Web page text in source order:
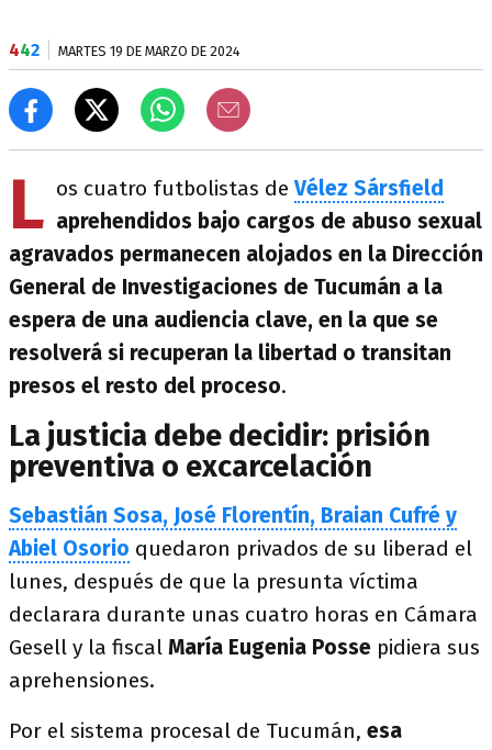
442 MARTES 19 DE MARZO DE 2024
L os cuatro futbolistas deVélez Sársfield
aprehendidos bajo cargos de abuso sexual
agravados permanecen alojados en la Dirección
General de Investigaciones de Tucumán a la
espera de una audiencia clave, en la que se
resolverá si recuperan la libertad o transitan
presos el resto del proceso.
La justicia debe decidir: prisión
preventiva o excarcelación
Sebastián Sosa, José Florentín, Braian Cufré y
Abiel Osorio quedaron privados de su liberad el
lunes, después de que la presunta víctima
declarara durante unas cuatro horas en Cámara
Gesell y la fiscal María Eugenia Posse pidiera sus
aprehensiones.
Por el sistema procesal de Tucumán, esa